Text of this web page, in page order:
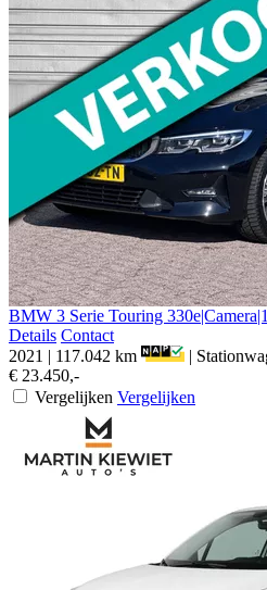
BMW 3 Serie Touring
Details Contact
2021 | 117.042 km |
€ 23.450,-
Vergelijken Vergelijken